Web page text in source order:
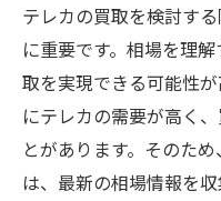
テレカの買取を検討す
に重要です。相場を理
取を実現できる可能性
にテレカの需要が高く
とがあります。そのた
は、最新の相場情報を